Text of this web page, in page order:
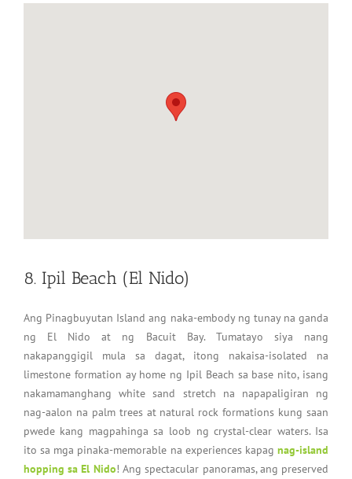
8. Ipil Beach (El Nido)
Ang Pinagbuyutan Island ang naka-embody ng tunay na ganda
ng El Nido at ng Bacuit Bay. Tumatayo siya nang
nakapanggigil mula sa dagat, itong nakaisa-isolated na
limestone formation ay home ng Ipil Beach sa base nito, isang
nakamamanghang white sand stretch na napapaligiran ng
nag-aalon na palm trees at natural rock formations kung saan
pwede kang magpahinga sa loob ng crystal-clear waters. Isa
ito sa mga pinaka-memorable na experiences kapagnag-island
hopping sa El Nido! Ang spectacular panoramas, ang preserved